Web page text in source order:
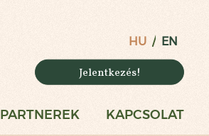
HU EN
Jelentkezés!
PARTNEREK KAPCSOLAT